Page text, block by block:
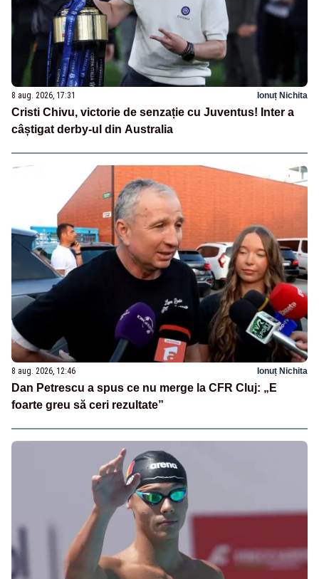
8 aug. 2026, 17:31 Ionuț Nichita
Cristi Chivu, victorie de senzație cu Juventus! Inter a
câștigat derby-ul din Australia
8 aug. 2026, 12:46 Ionuț Nichita
Dan Petrescu a spus ce nu merge la CFR Cluj: „E
foarte greu să ceri rezultate”